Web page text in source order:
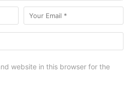
website in this browser for the